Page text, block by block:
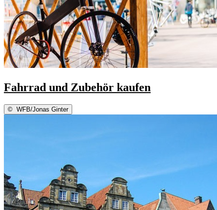
Fahrrad und Zubehör kaufen
© WFB/Jonas Ginter